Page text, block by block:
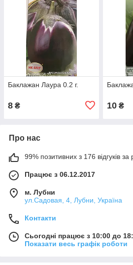
Баклажан Лаура 0.2 г.
8 ₴ 10₴
Про нас
99% позитивних з 176 відгуків за
Працює з 06.12.2017
м. Лубни
ул.Садовая, 4, Лубни, Україна
Контакти
Сьогодні працює з 10:00 до
Показати весь графік роботи